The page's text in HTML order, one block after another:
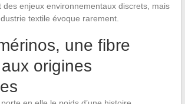
des enjeux environnementaux discrets, mais
textile évoque rarement.
une fibre
origines